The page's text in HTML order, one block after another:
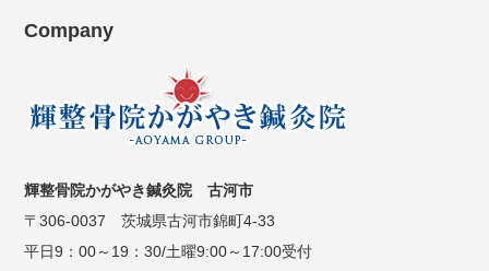
Company
輝整骨院かがやき鍼灸院 古河市
〒306-0037 茨城県古河市錦町4-33
平日9：00～19：30/土曜9:00～17:00受付